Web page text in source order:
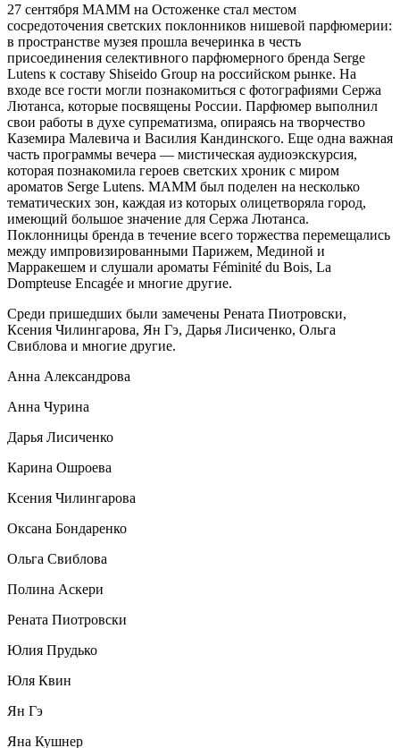
27 сентября МАММ на Остоженке стал местом
сосредоточения светских поклонников нишевой парфюмерии:
в пространстве музея прошла вечеринка в честь
присоединения селективного парфюмерного бренда Serge
Lutens к составу Shiseido Group на российском рынке. На
входе все гости могли познакомиться с фотографиями Сержа
Лютанса, которые посвящены России. Парфюмер выполнил
свои работы в духе супрематизма, опираясь на творчество
Каземира Малевича и Василия Кандинского. Еще одна важная
часть программы вечера — мистическая аудиоэкскурсия,
которая познакомила героев светских хроник с миром
ароматов Serge Lutens. МАММ был поделен на несколько
тематических зон, каждая из которых олицетворяла город,
имеющий большое значение для Сержа Лютанса.
Поклонницы бренда в течение всего торжества перемещались
между импровизированными Парижем, Мединой и
Марракешем и слушали ароматы Féminité du Bois, La
Dompteuse Encagée и многие другие.
Среди пришедших были замечены Рената Пиотровски,
Ксения Чилингарова, Ян Гэ, Дарья Лисиченко, Ольга
Свиблова и многие другие.
Анна Александрова
Анна Чурина
Дарья Лисиченко
Карина Ошроева
Ксения Чилингарова
Оксана Бондаренко
Ольга Свиблова
Полина Аскери
Рената Пиотровски
Юлия Прудько
Юля Квин
Ян Гэ
Яна Кушнер